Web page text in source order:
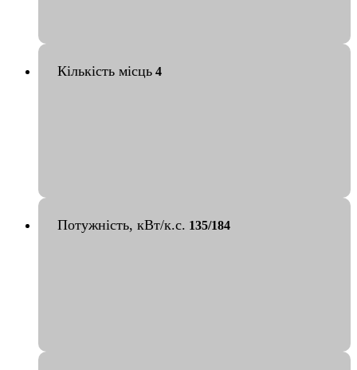
Кількість місць 4
Потужність, кВт/к.с. 135/184